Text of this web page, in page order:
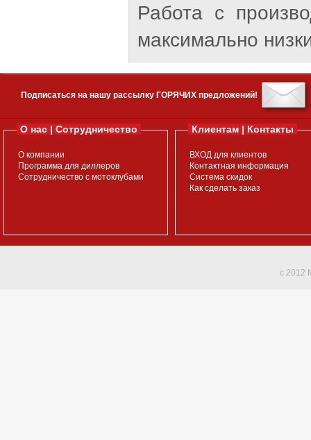
Работа с
максимально
Подписаться на нашу рассылку ГОРЯЧИХ предложений!
О нас | Сотрудничество
О компании
Программа для диллеров
Сотрудничество с мотоклубами
Клиентам | Контакты
ВХОД для клиентов
Контактная информация
Система скидок
Как сделать заказ
c 2012